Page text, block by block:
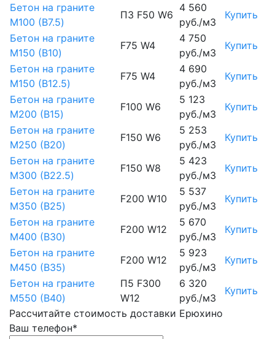
Бетон на граните
М100 (B7.5)
П3 F50 W6
4 560
руб./м3
Купить
Бетон на граните
М150 (B10)
F75 W4
4 750
руб./м3
Купить
Бетон на граните
М150 (B12.5)
F75 W4
4 690
руб./м3
Купить
Бетон на граните
М200 (B15)
F100 W6
5 123
руб./м3
Купить
Бетон на граните
М250 (B20)
F150 W6
5 253
руб./м3
Купить
Бетон на граните
М300 (B22.5)
F150 W8
5 423
руб./м3
Купить
Бетон на граните
М350 (B25)
F200 W10
5 537
руб./м3
Купить
Бетон на граните
М400 (B30)
F200 W12
5 670
руб./м3
Купить
Бетон на граните
М450 (B35)
F200 W12
5 923
руб./м3
Купить
Бетон на граните
М550 (B40)
П5 F300
W12
6 320
руб./м3
Купить
Рассчитайте стоимость доставки Ерюхино
Ваш телефон*